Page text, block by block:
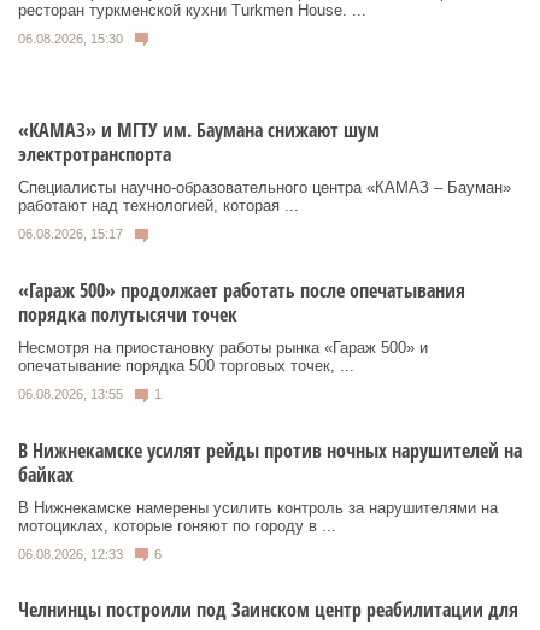
ресторан туркменской кухни Turkmen House. ...
06.08.2026, 15:30
«КАМАЗ» и МГТУ им. Баумана снижают шум
электротранспорта
Специалисты научно-образовательного центра «КАМАЗ – Бауман»
работают над технологией, которая ...
06.08.2026, 15:17
«Гараж 500» продолжает работать после опечатывания
порядка полутысячи точек
Несмотря на приостановку работы рынка «Гараж 500» и
опечатывание порядка 500 торговых точек, ...
06.08.2026, 13:55 1
В Нижнекамске усилят рейды против ночных нарушителей на
байках
В Нижнекамске намерены усилить контроль за нарушителями на
мотоциклах, которые гоняют по городу в ...
06.08.2026, 12:33 6
Челнинцы построили под Заинском центр реабилитации для